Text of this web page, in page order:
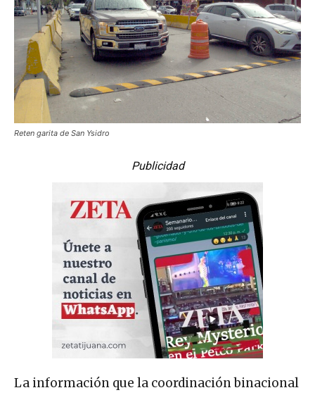
Reten garita de San Ysidro
Publicidad
La información que la coordinación binacional